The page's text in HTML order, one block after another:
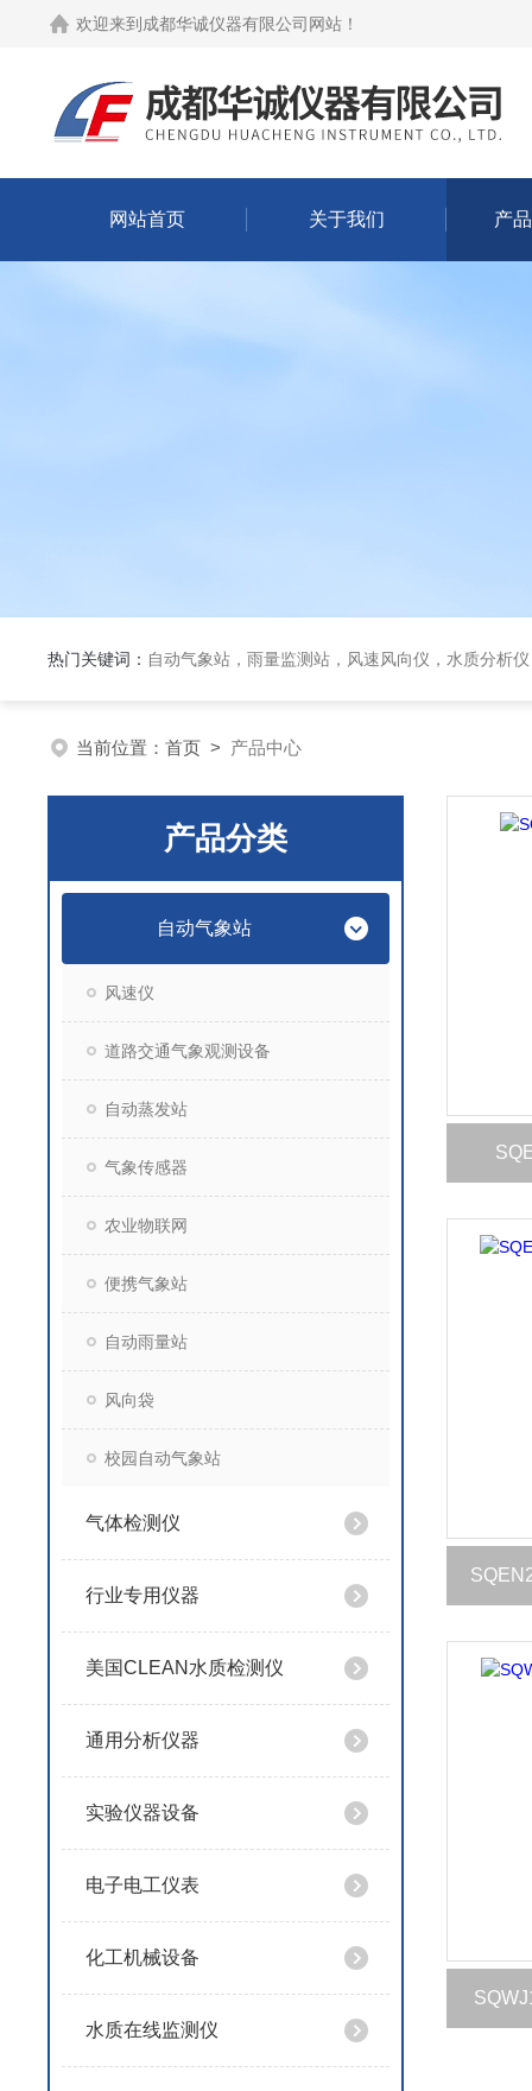
欢迎来到 成都华诚仪器有限公司网站 ！
网站首页 关于我们 产
热门关键词： 自动气象站，雨量监测站，风速风向仪，水质分析
当前位置： 首页 > 产品中心
产品分类
自动气象站
风速仪
道路交通气象观测设备
自动蒸发站
气象传感器
农业物联网
便携气象站
自动雨量站
风向袋
校园自动气象站
气体检测仪
行业专用仪器
美国CLEAN水质检测仪
通用分析仪器
实验仪器设备
电子电工仪表
化工机械设备
水质在线监测仪